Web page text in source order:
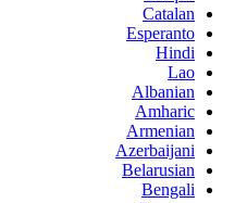
Catalan
Esperanto
Hindi
Lao
Albanian
Amharic
Armenian
Azerbaijani
Belarusian
Bengali